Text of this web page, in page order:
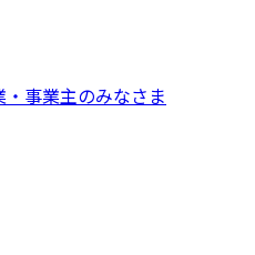
事業主のみなさま